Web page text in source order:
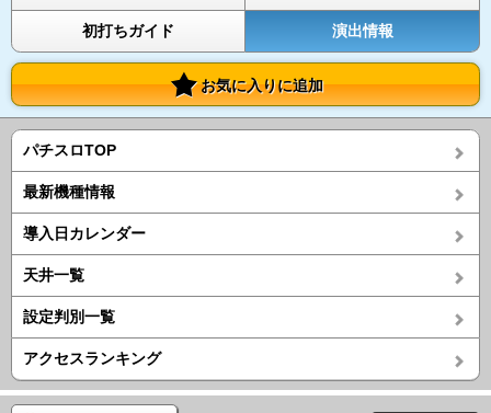
初打ちガイド 演出情報
お気に入りに追加
パチスロTOP
最新機種情報
導入日カレンダー
天井一覧
設定判別一覧
アクセスランキング